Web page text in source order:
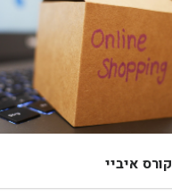
קורס איביי